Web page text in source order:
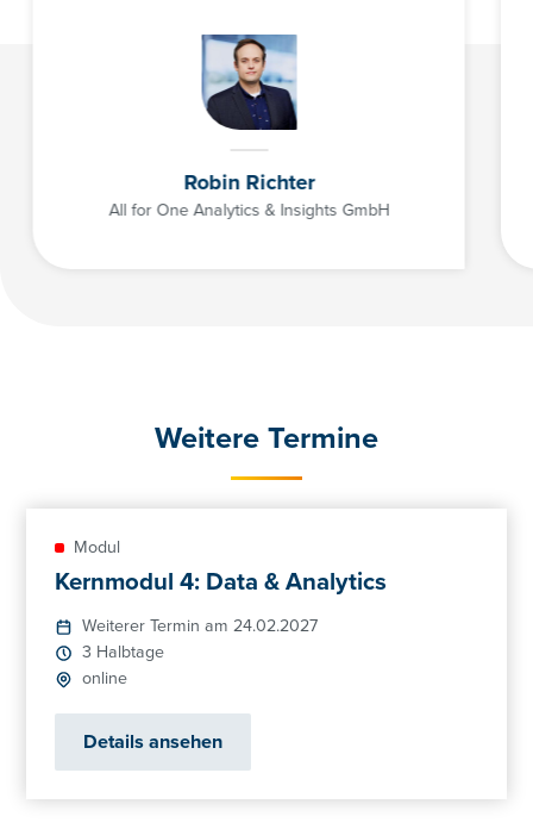
Robin Richter
All for One Analytics & Insights GmbH
Weitere Termine
Modul
Kernmodul 4: Data & Analytics
Weiterer Termin am 24.02.2027
3 Halbtage
online
Details ansehen